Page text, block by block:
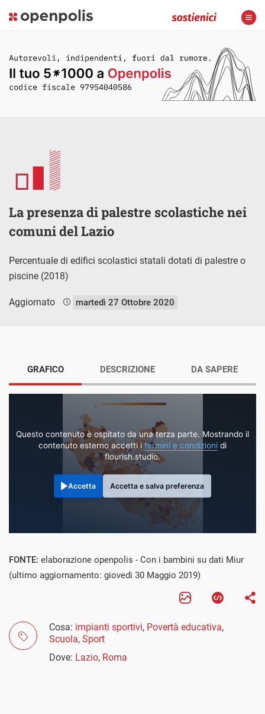
La presenza di palestre scolastiche nei
comuni del Lazio
Percentuale di edifici scolastici statali dotati di palestre o
piscine (2018)
Aggiornato martedì 27 Ottobre 2020
GRAFICO
Questo contenuto è ospitato da una terza parte. Mostrando il
contenuto esterno accetti i termini e condizioni di
flourish.studio.
Accetta Accetta e salva preferenza
DESCRIZIONE DA SAPERE
FONTE: elaborazione openpolis - Con i bambini su dati Miur
(ultimo aggiornamento: giovedì 30 Maggio 2019)
Cosa: impianti sportivi, Povertà educativa,
Scuola, Sport
Dove: Lazio, Roma